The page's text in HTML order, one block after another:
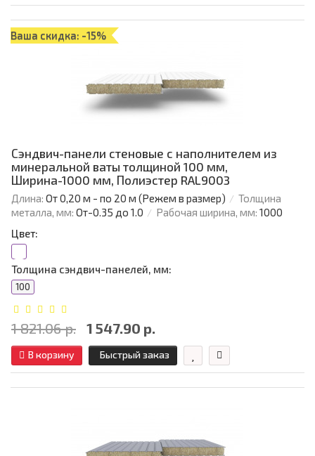
Ваша скидка: -15%
Сэндвич-панели стеновые с наполнителем из
минеральной ваты толщиной 100 мм,
Ширина-1000 мм, Полиэстер RAL9003
Длина: От 0,20 м - по 20 м (Режем в размер)
Толщина
металла, мм: От-0.35 до 1.0 Рабочая ширина, мм: 1000
Цвет:
Толщина сэндвич-панелей, мм:
100
1 821.06 р. 1 547.90 р.
В корзину Быстрый заказ